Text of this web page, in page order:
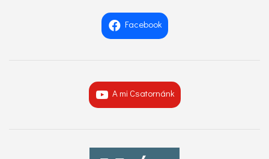
Facebook
A mi Csatornánk